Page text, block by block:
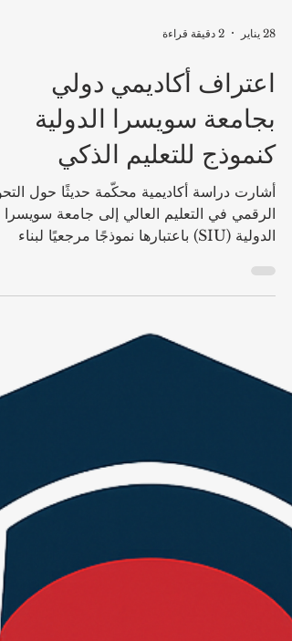
28 يناير 2 دقيقة قراءة
اعتراف أكاديمي دولي
بجامعة سويسرا الدولية
كنموذج للتعليم الذكي
الدولية (SIU) باعتبارها نموذجًا مرجعيًا لبناء
الجامعات الذكية . وقد صنّف البحث المستقل
الجامعة ضمن نخبة المؤسسات التعليمية
التي تمثل الجامعات الحديثة المتجهة نحو أنظمة
«الجامعات الذكية: دراسة مقارنة لإمكانية
توظيفها في تطوير التعليم العالي في اليمن»
أعدّها كل من حنان عبدالرقيب فرحان الحم